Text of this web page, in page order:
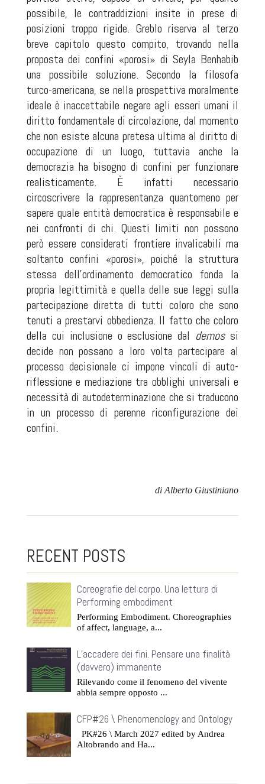
possibile, le contraddizioni insite in prese di
posizioni troppo rigide. Greblo riserva al terzo
breve capitolo questo compito, trovando nella
proposta dei confini «porosi» di Seyla Benhabib
una possibile soluzione. Secondo la filosofa
turco-americana, se nella prospettiva moralmente
ideale è inaccettabile negare agli esseri umani il
diritto fondamentale di circolazione, dal momento
che non esiste alcuna pretesa ultima al diritto di
occupazione di un luogo, tuttavia anche la
democrazia ha bisogno di confini per funzionare
realisticamente. È infatti necessario
circoscrivere la rappresentanza quantomeno per
sapere quale entità democratica è responsabile e
nei confronti di chi. Questi limiti non possono
però essere considerati frontiere invalicabili ma
soltanto confini «porosi», poiché la struttura
stessa dell’ordinamento democratico fonda la
propria legittimità e quella delle sue leggi sulla
partecipazione diretta di tutti coloro che sono
tenuti a prestarvi obbedienza. Il fatto che coloro
della cui inclusione o esclusione dal demossi
decide non possano a loro volta partecipare al
processo decisionale ci impone vincoli di auto-
riflessione e mediazione tra obblighi universali e
necessità di autodeterminazione che si traducono
in un processo di perenne riconfigurazione dei
confini.
di Alberto Giustiniano
RECENT POSTS
Coreografie del corpo. Una lettura di
Performing embodiment
Performing Embodiment. Choreographies
of affect, language, a...
L’accadere dei fini. Pensare una finalità
(davvero) immanente
Rilevando come il fenomeno del vivente
abbia sempre opposto ...
CFP#26 \ Phenomenology and Ontology
PK#26 \ March 2027 edited by Andrea
Altobrando and Ha...